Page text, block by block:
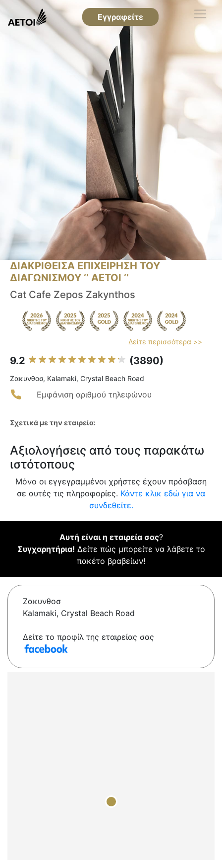
Εγγραφείτε
ΔΙΑΚΡΙΘΕΙΣΑ ΕΠΙΧΕΙΡΗΣΗ ΤΟΥ
ΔΙΑΓΩΝΙΣΜΟΥ ‘’ ΑΕΤΟΙ ‘’
Cat Cafe Zepos Zakynthos
Δείτε περισσότερα >>
9.2 (3890)
Ζακυνθοσ, Kalamaki, Crystal Beach Road
Εμφάνιση αριθμού τηλεφώνου
Σχετικά με την εταιρεία:
Αξιολογήσεις από τους παρακάτω
ιστότοπους
Μόνο οι εγγεγραμμένοι χρήστες έχουν πρόσβαση
σε αυτές τις πληροφορίες. Κάντε κλικ εδώ για να
συνδεθείτε.
Αυτή είναι η εταιρεία σας?
Συγχαρητήρια! Δείτε πώς μπορείτε να λάβετε το
πακέτο βραβείων!
Ζακυνθοσ
Kalamaki, Crystal Beach Road
Δείτε το προφίλ της εταιρείας σας